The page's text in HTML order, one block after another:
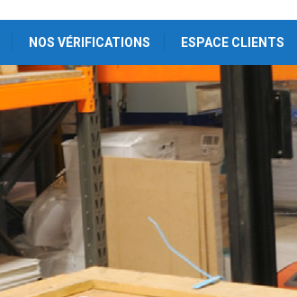
NOS VÉRIFICATIONS ESPACE CLIENTS